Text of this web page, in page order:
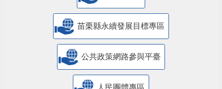
苗栗縣永續發展目標專區
公共政策網路參與平臺
人民團體專區